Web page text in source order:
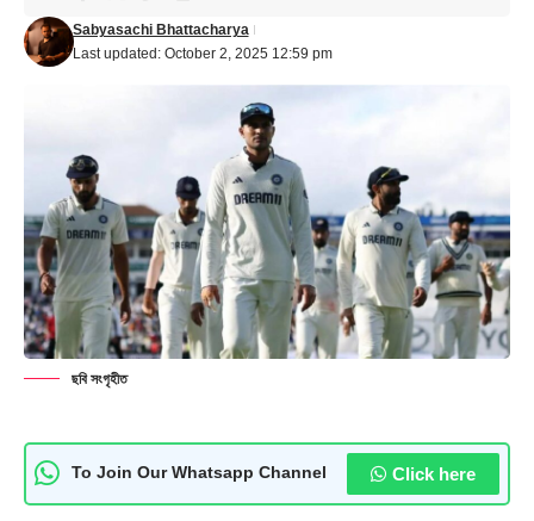
Last updated: October 2, 2025 12:59 pm
Sabyasachi Bhattacharya
ছবি সংগৃহীত
To Join Our Whatsapp Channel Click here